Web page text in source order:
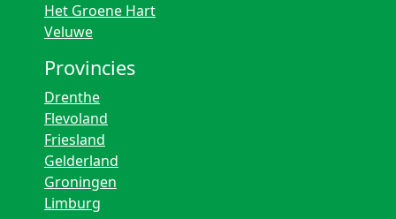
Het Groene Hart
Veluwe
Provincies
Drenthe
Flevoland
Friesland
Gelderland
Groningen
Limburg